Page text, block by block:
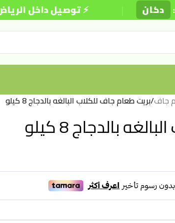
⚡ توصيل داخل الرياض في |
جاف/بريت طعام جاف للكلاب البالغه بالدجاج 8 كيلو
بالدجاج 8 كيلو